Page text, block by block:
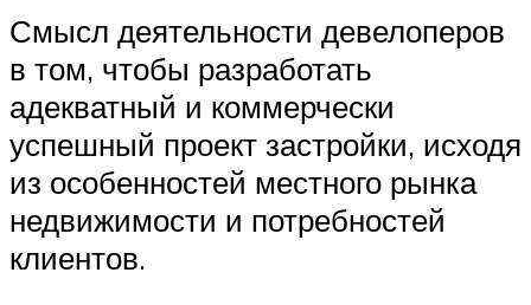
Смысл деятельности девелоперов
в том, чтобы разработать
адекватный и коммерчески
успешный проект застройки, исходя
из особенностей местного рынка
недвижимости и потребностей
клиентов.